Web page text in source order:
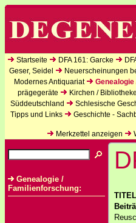
Startseite DFA 161: Garcke
Geser, Seidel
Neuerscheinungen
Modernes Antiquariat
prägegeräte
Kirchen /
Süddeutschland
Schlesische
Tipps und Links
Geschichte -
Merkzettel anzeigen
Genealogie /
Familienforschung: